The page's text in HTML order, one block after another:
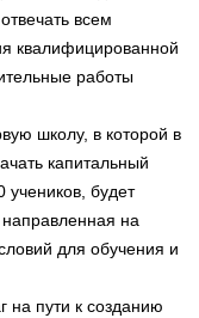
всем
квалифицированной
работы
школу, в которой в
капитальный
учеников, будет
на
для обучения и
на пути к созданию